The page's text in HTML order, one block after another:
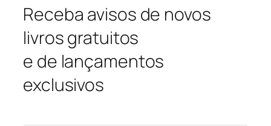
Receba avisos de novos
livros gratuitos
e de lançamentos
exclusivos